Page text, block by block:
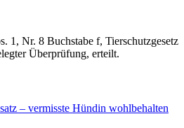
1, Nr. 8 Buchstabe f, Tierschutzgesetz
Überprüfung, erteilt.
– vermisste Hündin wohlbehalten